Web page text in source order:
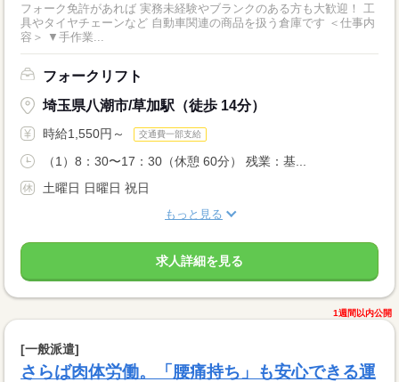
フォーク免許があれば 実務未経験やブランクのある方も大歓迎！ 工
具やタイヤチェーンなど 自動車関連の商品を扱う倉庫です ＜仕事内
容＞ ▼手作業...
フォークリフト
埼玉県八潮市/草加駅（徒歩 14分）
時給1,550円～ 交通費一部支給
（1）8：30〜17：30（休憩 60分） 残業：基...
土曜日 日曜日 祝日
もっと見る
求人詳細を見る
1週間以内公開
[一般派遣]
さらば肉体労働。「腰痛持ち」も安心できる運